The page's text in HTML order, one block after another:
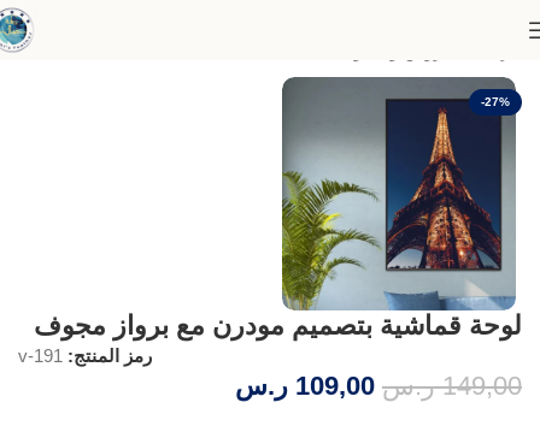
-27%
لوحة قماشية بتصميم مودرن مع برواز مجوف
رمز المنتج: v-191
149,00 ر.س 109,00 ر.س